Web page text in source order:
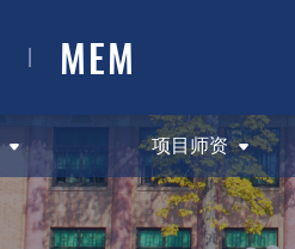
MEM
项目师资